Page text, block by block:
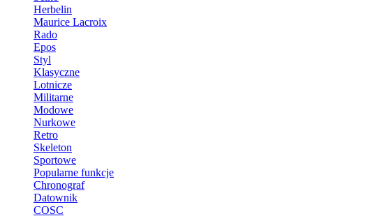
Herbelin
Maurice Lacroix
Rado
Epos
Styl
Klasyczne
Lotnicze
Militarne
Modowe
Nurkowe
Retro
Skeleton
Sportowe
Popularne funkcje
Chronograf
Datownik
COSC